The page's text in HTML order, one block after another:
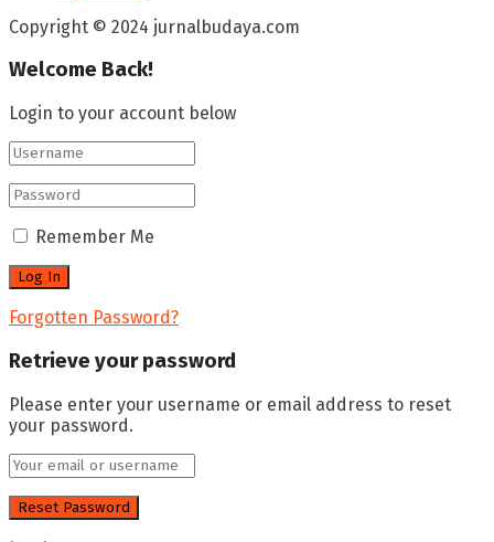
Copyright © 2024 jurnalbudaya.com
Welcome Back!
Login to your account below
Remember Me
Forgotten Password?
Retrieve your password
Please enter your username or email address to reset
your password.